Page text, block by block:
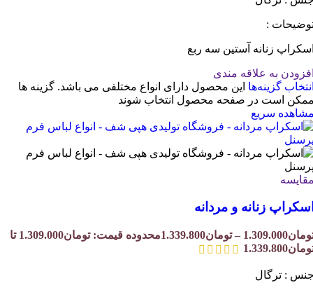
:
زنانه آستین سه ربع
به علاقه مندی
گزینه‌ها این محصول دارای انواع مختلفی می باشد. گزینه ها
است در صفحه محصول انتخاب شوند
سریع
زنانه و مردانه
1.309.000
– تومان1.339.800
محدوده قیمت: تومان1.309.000 تا
: ترگال